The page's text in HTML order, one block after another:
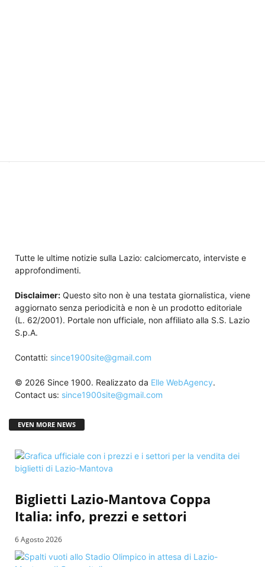
Tutte le ultime notizie sulla Lazio: calciomercato, interviste e
approfondimenti.
Disclaimer: Questo sito non è una testata giornalistica, viene
aggiornato senza periodicità e non è un prodotto editoriale
(L. 62/2001). Portale non ufficiale, non affiliato alla S.S. Lazio
S.p.A.
Contatti: since1900site@gmail.com
© 2026 Since 1900. Realizzato da Elle WebAgency.
Contact us: since1900site@gmail.com
EVEN MORE NEWS
Biglietti Lazio-Mantova Coppa
Italia: info, prezzi e settori
6 Agosto 2026